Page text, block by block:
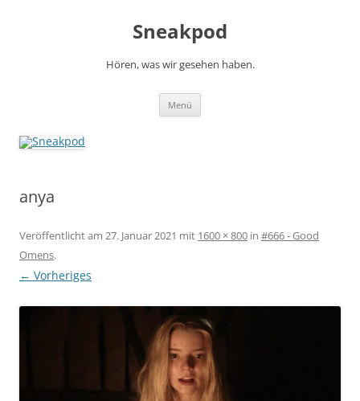
Sneakpod
Hören, was wir gesehen haben.
Menü
anya
Veröffentlicht am 27. Januar 2021 mit 1600 × 800 in #666 - Good
Omens.
← Vorheriges